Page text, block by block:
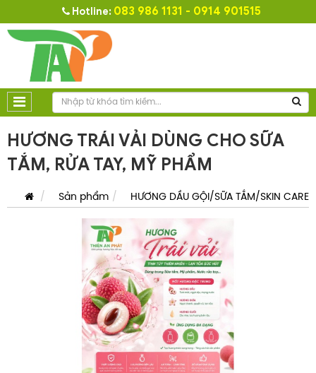
Hotline: 083 986 1131 - 0914 901515
HƯƠNG TRÁI VẢI DÙNG CHO SỮA
TẮM, RỬA TAY, MỸ PHẨM
Sản phẩm HƯƠNG DẦU GỘI/SỮA TẮM/SKIN CARE